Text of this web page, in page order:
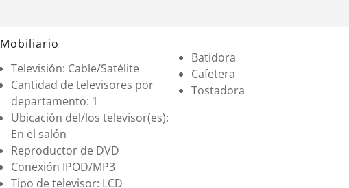
Mobiliario
Televisión: Cable/Satélite
Cantidad de televisores por
departamento: 1
Ubicación del/los televisor(es):
En el salón
Reproductor de DVD
Conexión IPOD/MP3
Tipo de televisor: LCD
Batidora
Cafetera
Tostadora